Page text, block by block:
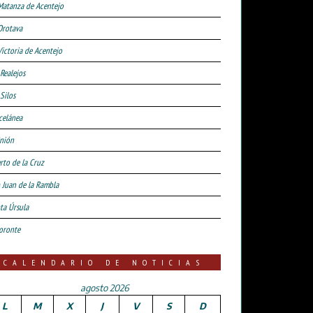
de Acentejo
de Acentejo
de la Cruz
Juan de la Rambla
Úrsula
CALENDARIO DE NOTICIAS
agosto 2026
L
M X J V S D